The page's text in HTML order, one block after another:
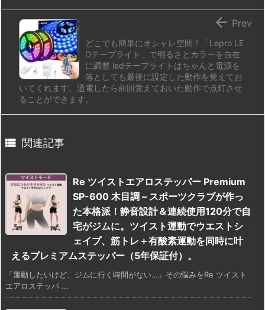
どこでも簡単にオシャレ空間！「Lepro LE
Dテープライト」で明るさとカラーを自在
に調整 ledテープライトはちゃんと電源を
落としても最後に設定した動作を覚えてお
いてくれます。通電したら前回覚えておいた動作で点灯させ
ることができます。
 Prev
 関連記事
Re ツイストエアロステッパー Premium
SP-600 木目調 – スポーツクラブが作っ
た本格派！静音設計＆連続使用120分で自
宅がジムに。ツイスト運動でウエストシ
ェイプ、筋トレ＋有酸素運動を同時に叶
えるプレミアムステッパー（5年保証付）。
「運動したいけど、ジムに行く時間がない…」その悩みをRe ツイスト
エアロステッパ ...